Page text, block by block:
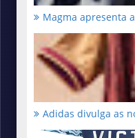
Magma apresenta
Adidas divulga as